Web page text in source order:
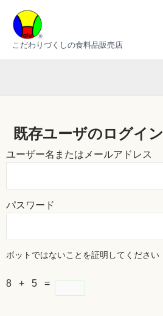
こだわりづくしの食料品販売店
既存ユーザのログイン
ユーザー名またはメールアドレス
パスワード
ボットではないことを証明してください
8 + 5 =